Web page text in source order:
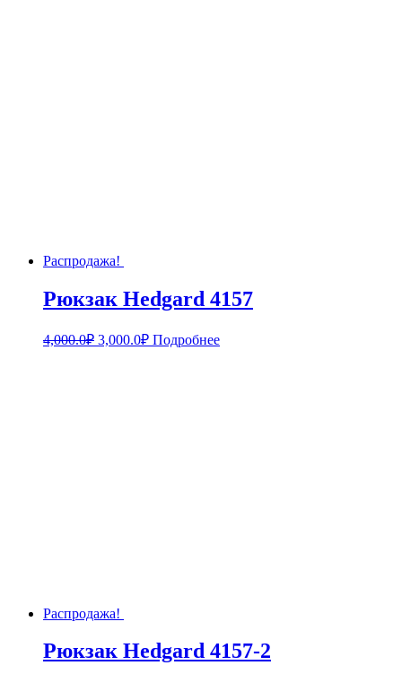
Распродажа!
Рюкзак Hedgard 4157
4,000.0₽ 3,000.0₽ Подробнее
Распродажа!
Рюкзак Hedgard 4157-2